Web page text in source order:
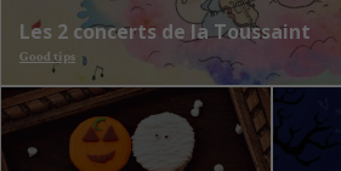
Les 2 concerts de la Toussaint
Good tips